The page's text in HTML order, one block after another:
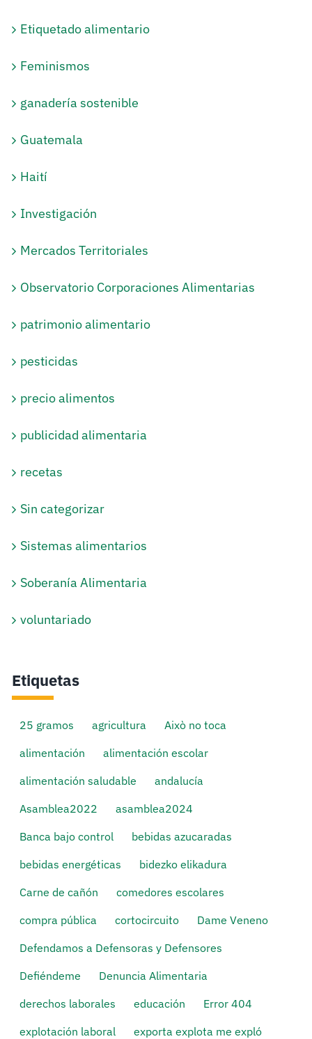
Etiquetado alimentario
Feminismos
ganadería sostenible
Guatemala
Haití
Investigación
Mercados Territoriales
Observatorio Corporaciones Alimentarias
patrimonio alimentario
pesticidas
precio alimentos
publicidad alimentaria
recetas
Sin categorizar
Sistemas alimentarios
Soberanía Alimentaria
voluntariado
Etiquetas
25 gramos agricultura
Això no toca
alimentación
alimentación escolar
alimentación saludable
andalucía
Asamblea2022
asamblea2024
Banca bajo control
bebidas azucaradas
bebidas energéticas
bidezko elikadura
Carne de cañón
comedores escolares
compra pública
cortocircuito
Dame Veneno
Defendamos a Defensoras y Defensores
Defiéndeme
Denuncia Alimentaria
derechos laborales
educación
Error 404
explotación laboral
exporta explota me expló